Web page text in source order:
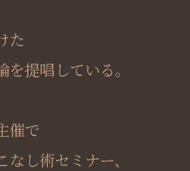
た
提唱している。
催で
し術セミナー、